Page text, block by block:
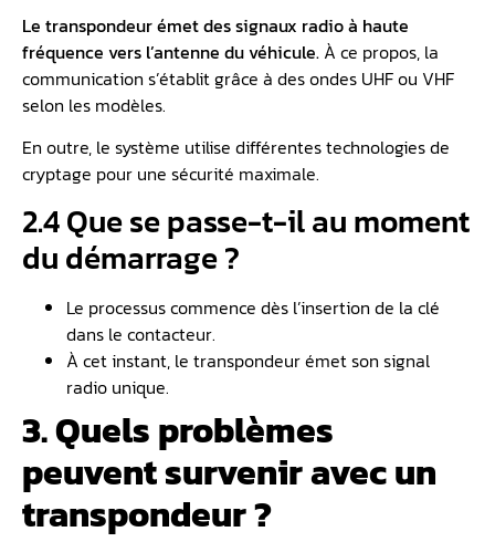
Le transpondeur émet des signaux radio à haute
fréquence vers l’antenne du véhicule. À ce propos, la
communication s’établit grâce à des ondes UHF ou VHF
selon les modèles.
En outre, le système utilise différentes technologies de
cryptage pour une sécurité maximale.
2.4 Que se passe-t-il au moment
du démarrage ?
Le processus commence dès l’insertion de la clé
dans le contacteur.
À cet instant, le transpondeur émet son signal
radio unique.
3. Quels problèmes
peuvent survenir avec un
transpondeur ?